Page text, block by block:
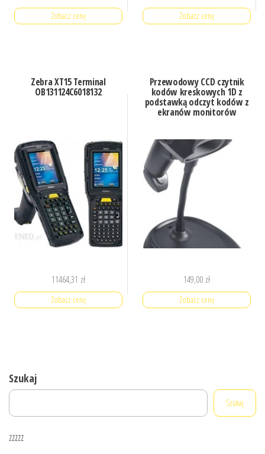
Zobacz cenę Zobacz cenę
Zebra XT15 Terminal
OB131124C6018132
11464,31 zł
Zobacz cenę
Przewodowy CCD czytnik
kodów kreskowych 1D z
podstawką odczyt kodów z
ekranów monitorów
149,00 zł
Zobacz cenę
Szukaj
Szukaj
zzzzz